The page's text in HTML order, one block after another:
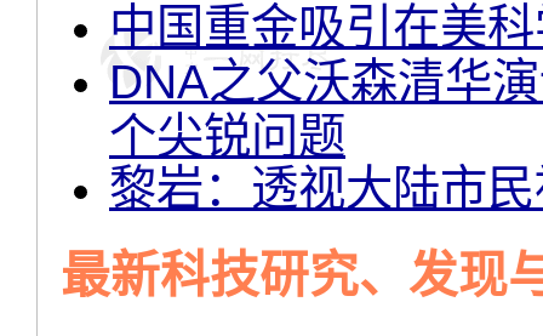
中国重金吸引在美
DNA之父沃森清华
个尖锐问题
黎岩：透视大陆市
最新科技研究、发现